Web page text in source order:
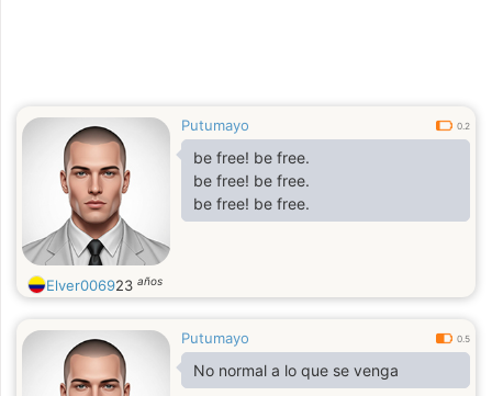
Putumayo 0.2
be free! be free.
be free! be free.
be free! be free.
Elver006923 años
Putumayo 0.5
No normal a lo que se venga